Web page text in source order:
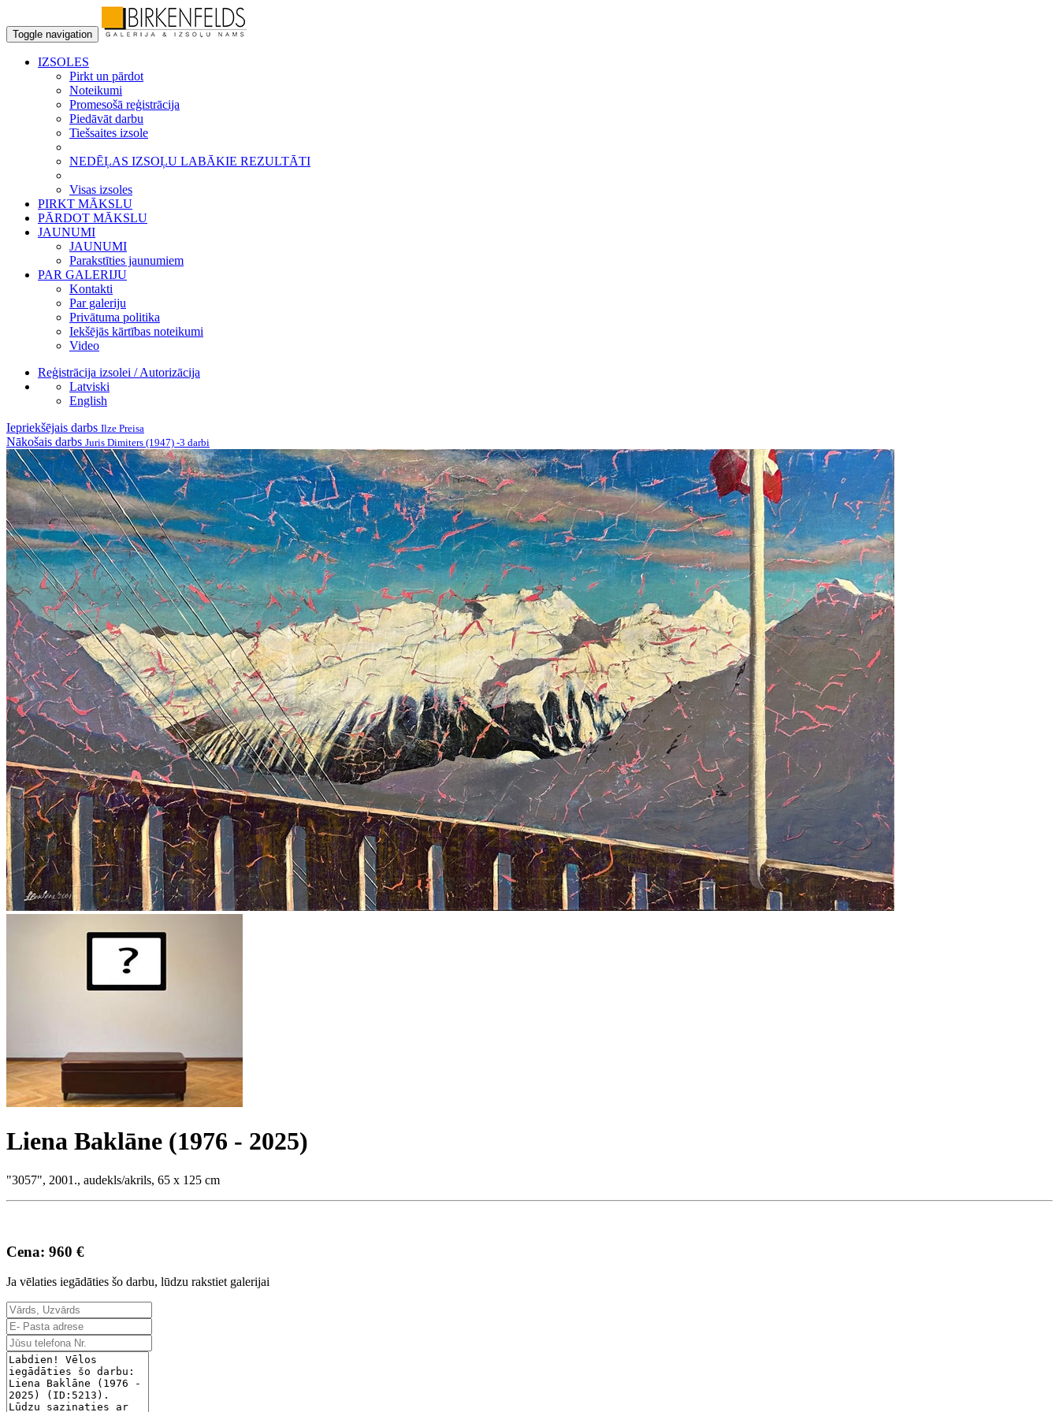
Toggle navigation
IZSOLES
Pirkt un pārdot
Noteikumi
Promesošā reģistrācija
Piedāvāt darbu
Tiešsaites izsole
NEDĒĻAS IZSOĻU LABĀKIE REZULTĀTI
Visas izsoles
PIRKT MĀKSLU
PĀRDOT MĀKSLU
JAUNUMI
JAUNUMI
Parakstīties jaunumiem
PAR GALERIJU
Kontakti
Par galeriju
Privātuma politika
Iekšējās kārtības noteikumi
Video
Reģistrācija izsolei / Autorizācija
Latviski
English
Iepriekšējais darbs Ilze Preisa
Nākošais darbs Juris Dimiters (1947) -3 darbi
Liena Baklāne (1976 - 2025)
"3057", 2001., audekls/akrils, 65 x 125 cm
Cena: 960 €
Ja vēlaties iegādāties šo darbu, lūdzu rakstiet galerijai